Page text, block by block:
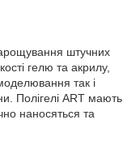
штучних
гелю та акрилу,
так і
Полігелі ART мають
наносяться та